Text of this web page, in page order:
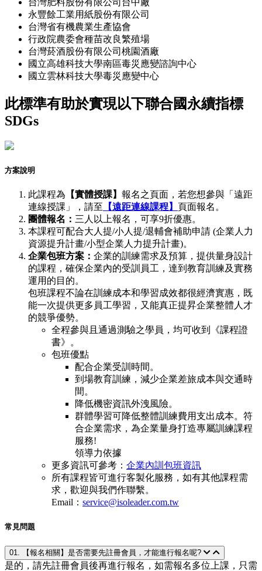
台灣肥料股份有限公司台中廠
永豐餘工業用紙股份有限公司
台灣省有機農業生產協會
行政院農委會種苗改良繁殖場
台灣菸酒股份有限公司桃園酒廠
國立高雄科技大學南區毒災應變諮詢中心
國立雲林科技大學毒災應變中心
此標準有助於實現以下聯合國永續指標
SDGs
方案說明
此課程為 【實體授課】 報名之頁面，若您想參與「遠距
連線授課」，請至 【遠距連線課程】 頁面報名。
團體報名： 三人以上報名，可享9折優惠。
本課程可配合大人提/小人提/退輔會補助申請 (企業人力
資源提升計畫/小型企業人力提升計畫)。
企業包班方案： 企業的訓練需求及預算，提供量身設計
的課程，確保企業內的受訓員工，達到教育訓練及實務
運用的目的。
包班課程不論在訓練成本和學習成效都很經濟實惠，既
能一次提供更多員工學習，又能真正提昇企業整體人才
的競爭優勢。
全程參與且通過測驗之學員，均可收到《課程證
書》。
包班優點
配合企業受訓時間。
到場教育訓練，減少企業差旅成本與交通時
間。
降低機密資訊外洩風險。
群體學習可降低整體訓練費用支出成本。符
合企業需求，為企業量身打造專屬訓練課程
服務!
領導力依據
更多資訊可參考： 企業內訓包班資訊
所有課程皆可進行客製化服務，如有其他課程需
求，歡迎與我們作聯繫。
Email： service@isoleader.com.tw
常見問題
01. 【報名相關】是否需要先註冊會員，才能進行報名呢?
是的，請先註冊會員後再進行報名，如需報名多位上課，只需